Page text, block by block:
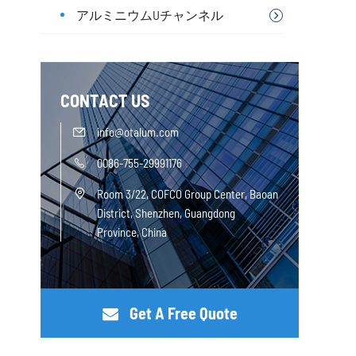
アルミニウムUチャンネル
CONTACT US
 info@otalum.com
 0086-755-29991176

Room 3/22, COFCO Group Center, Baoan
District, Shenzhen, Guangdong
Province, China
Get A Free Quote